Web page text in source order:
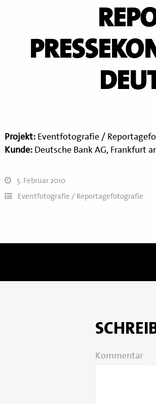
Projekt: Eventfotografie /
Kunde: Deutsche Bank AG, Frankfurt
5. Februar 2010
Eventfotografie / Reportagefotografie
Kommentar